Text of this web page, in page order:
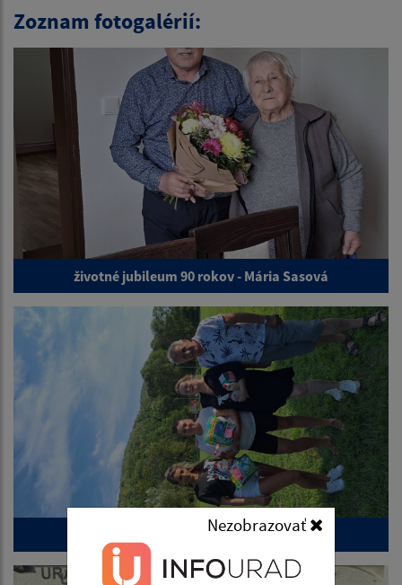
Nezobrazovať
Zoznam fotogalérií:
životné jubileum 90 rokov - Mária Sasová
Športový deň obce Hrubov 2025